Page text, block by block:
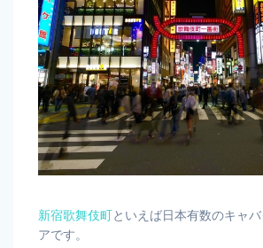
新宿歌舞伎町といえば日本有数のキャ
アです。